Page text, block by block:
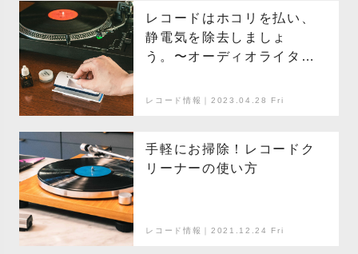
レコードはホコリを払い、
静電気を除去しましょ
う。〜オーディオライター
レコード情報｜2023.04.28 Fri
手軽にお掃除！レコードク
リーナーの使い方
レコード情報｜2021.12.24 Fri